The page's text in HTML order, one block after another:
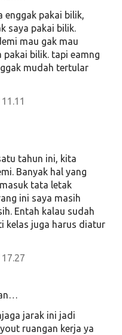
enggak pakai bilik,
saya pakai bilik.
mau gak mau
pakai bilik. tapi eamng
mudah tertular
tahun ini, kita
Banyak hal yang
tata letak
ini saya masih
Entah kalau sudah
kelas juga harus diatur
jarak ini jadi
ruangan kerja ya